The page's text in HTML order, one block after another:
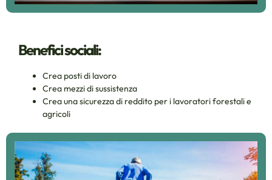
Benefici sociali:
Crea posti di lavoro
Crea mezzi di sussistenza
Crea una sicurezza di reddito per i lavoratori forestali e
agricoli